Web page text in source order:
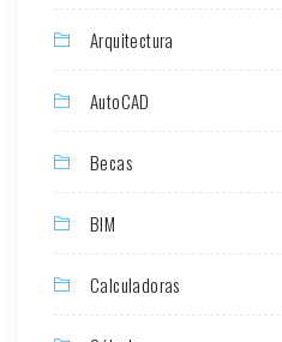
Arquitectura
AutoCAD
Becas
BIM
Calculadoras